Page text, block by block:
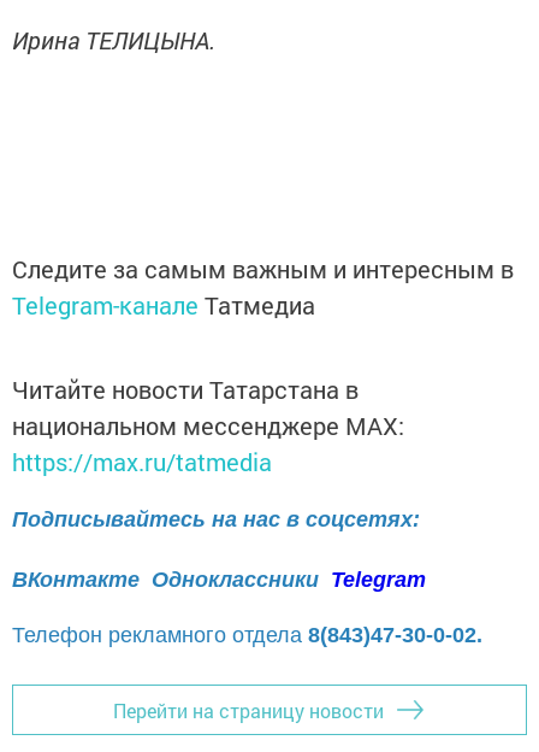
Ирина ТЕЛИЦЫНА.
Следите за самым важным и интересным в
Telegram-канале Татмедиа
Читайте новости Татарстана в
национальном мессенджере MАХ:
https://max.ru/tatmedia
Подписывайтесь на нас в соцсетях:
ВКонтакте Одноклассники Telegram
Телефон рекламного отдела 8(843)47-30-0-02.
Перейти на страницу новости